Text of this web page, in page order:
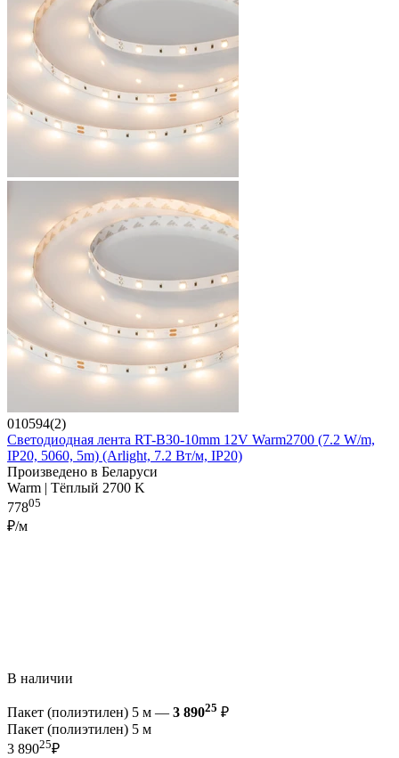
010594(2)
Светодиодная лента RT-B30-10mm 12V Warm2700 (7.2 W/m,
IP20, 5060, 5m) (Arlight, 7.2 Вт/м, IP20)
Произведено в Беларуси
Warm | Тёплый 2700 K
77805
₽/м
В наличии
Пакет (полиэтилен) 5 м — 3 89025 ₽
Пакет (полиэтилен) 5 м
3 89025₽